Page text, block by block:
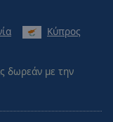
Κύπρος
δωρεάν με την